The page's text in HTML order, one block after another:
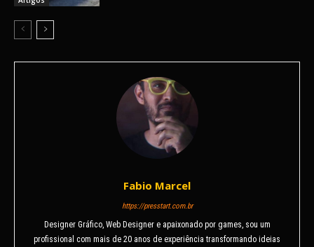
Fabio Marcel
https://presstart.com.br
Designer Gráfico, Web Designer e apaixonado por games, sou um
profissional com mais de 20 anos de experiência transformando ideias